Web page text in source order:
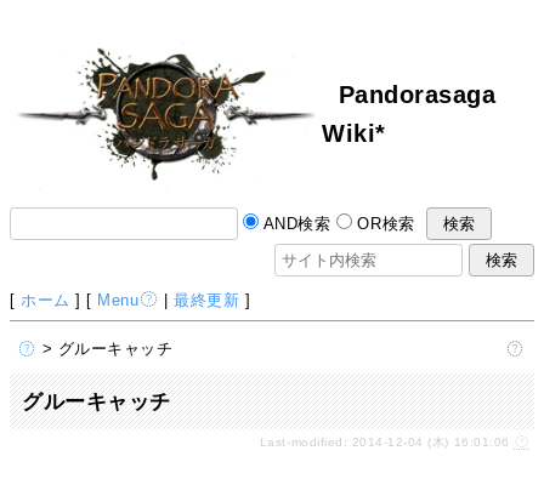
Pandorasaga
Wiki*
AND検索 OR検索
[ ホーム ] [ Menu |最終更新 ]
> グルーキャッチ
グルーキャッチ
Last-modified: 2014-12-04 (木) 16:01:06